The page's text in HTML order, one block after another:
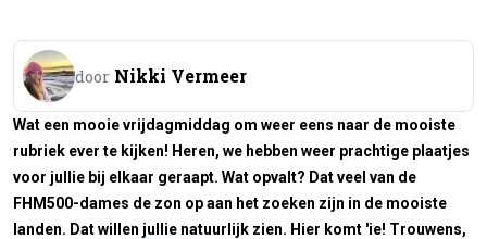
door Nikki Vermeer
Wat een mooie vrijdagmiddag om weer eens naar de mooiste
rubriek ever te kijken! Heren, we hebben weer prachtige plaatjes
voor jullie bij elkaar geraapt. Wat opvalt? Dat veel van de
FHM500-dames de zon op aan het zoeken zijn in de mooiste
landen. Dat willen jullie natuurlijk zien. Hier komt 'ie! Trouwens,